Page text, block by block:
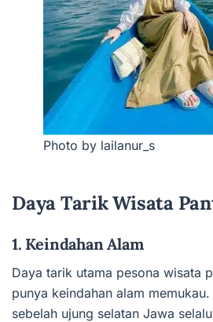
Photo by lailanur_s
Daya Tarik Wisata
1. Keindahan Alam
Daya tarik utama pesona wisata
punya keindahan alam
sebelah ujung selatan Jawa